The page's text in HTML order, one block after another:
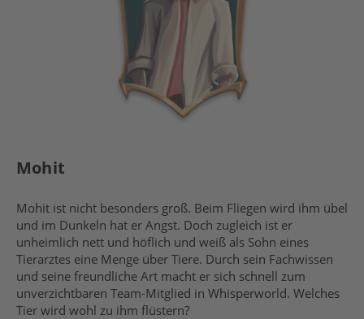
Mohit
Mohit ist nicht besonders groß. Beim Fliegen wird ihm übel
und im Dunkeln hat er Angst. Doch zugleich ist er
unheimlich nett und höflich und weiß als Sohn eines
Tierarztes eine Menge über Tiere. Durch sein Fachwissen
und seine freundliche Art macht er sich schnell zum
unverzichtbaren Team-Mitglied in Whisperworld. Welches
Tier wird wohl zu ihm flüstern?